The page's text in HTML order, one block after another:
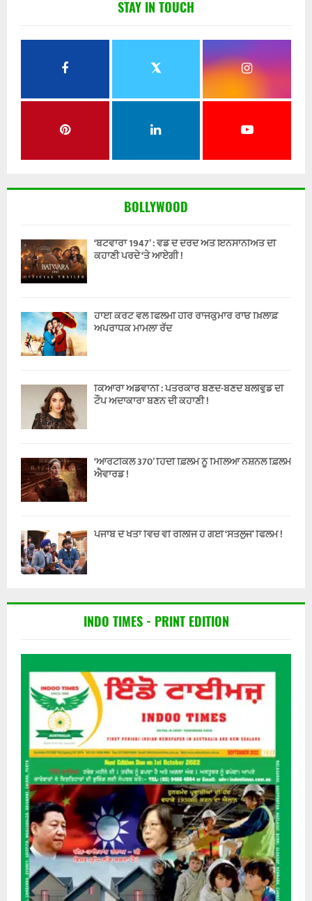
STAY IN TOUCH
BOLLYWOOD
‘ਬਟਵਾਰਾ 1947’ : ਵੰਡ ਦੇ ਦਰਦ ਅਤੇ ਇਨਸਾਨੀਅਤ ਦੀ
ਕਹਾਣੀ ਪਰਦੇ ‘ਤੇ ਆਏਗੀ !
ਹਾਈ ਕੋਰਟ ਵਲੋਂ ਫਿਲਮੀ ਹੀਰੋ ਰਾਜਕੁਮਾਰ ਰਾਓ ਖ਼ਿਲਾਫ਼
ਅਪਰਾਧਕ ਮਾਮਲਾ ਰੱਦ
ਕਿਆਰਾ ਅਡਵਾਨੀ : ਪੱਤਰਕਾਰ ਬਣਦੇ-ਬਣਦੇ ਬੌਲੀਵੁੱਡ ਦੀ
ਟੌਪ ਅਦਾਕਾਰਾ ਬਣਨ ਦੀ ਕਹਾਣੀ !
‘ਆਰਟੀਕਲ 370’ ਹਿੰਦੀ ਫ਼ਿਲਮ ਨੂੰ ਮਿਲਿਆ ਨੈਸ਼ਨਲ ਫ਼ਿਲਮ
ਐਵਾਰਡ !
ਪੰਜਾਬ ਦੇ ਖੇਤਾਂ ਵਿੱਚ ਵੀ ਰੀਲੀਜ ਹੋ ਗਈ ‘ਸਤਲੁਜ’ ਫਿਲਮ !
INDO TIMES - PRINT EDITION